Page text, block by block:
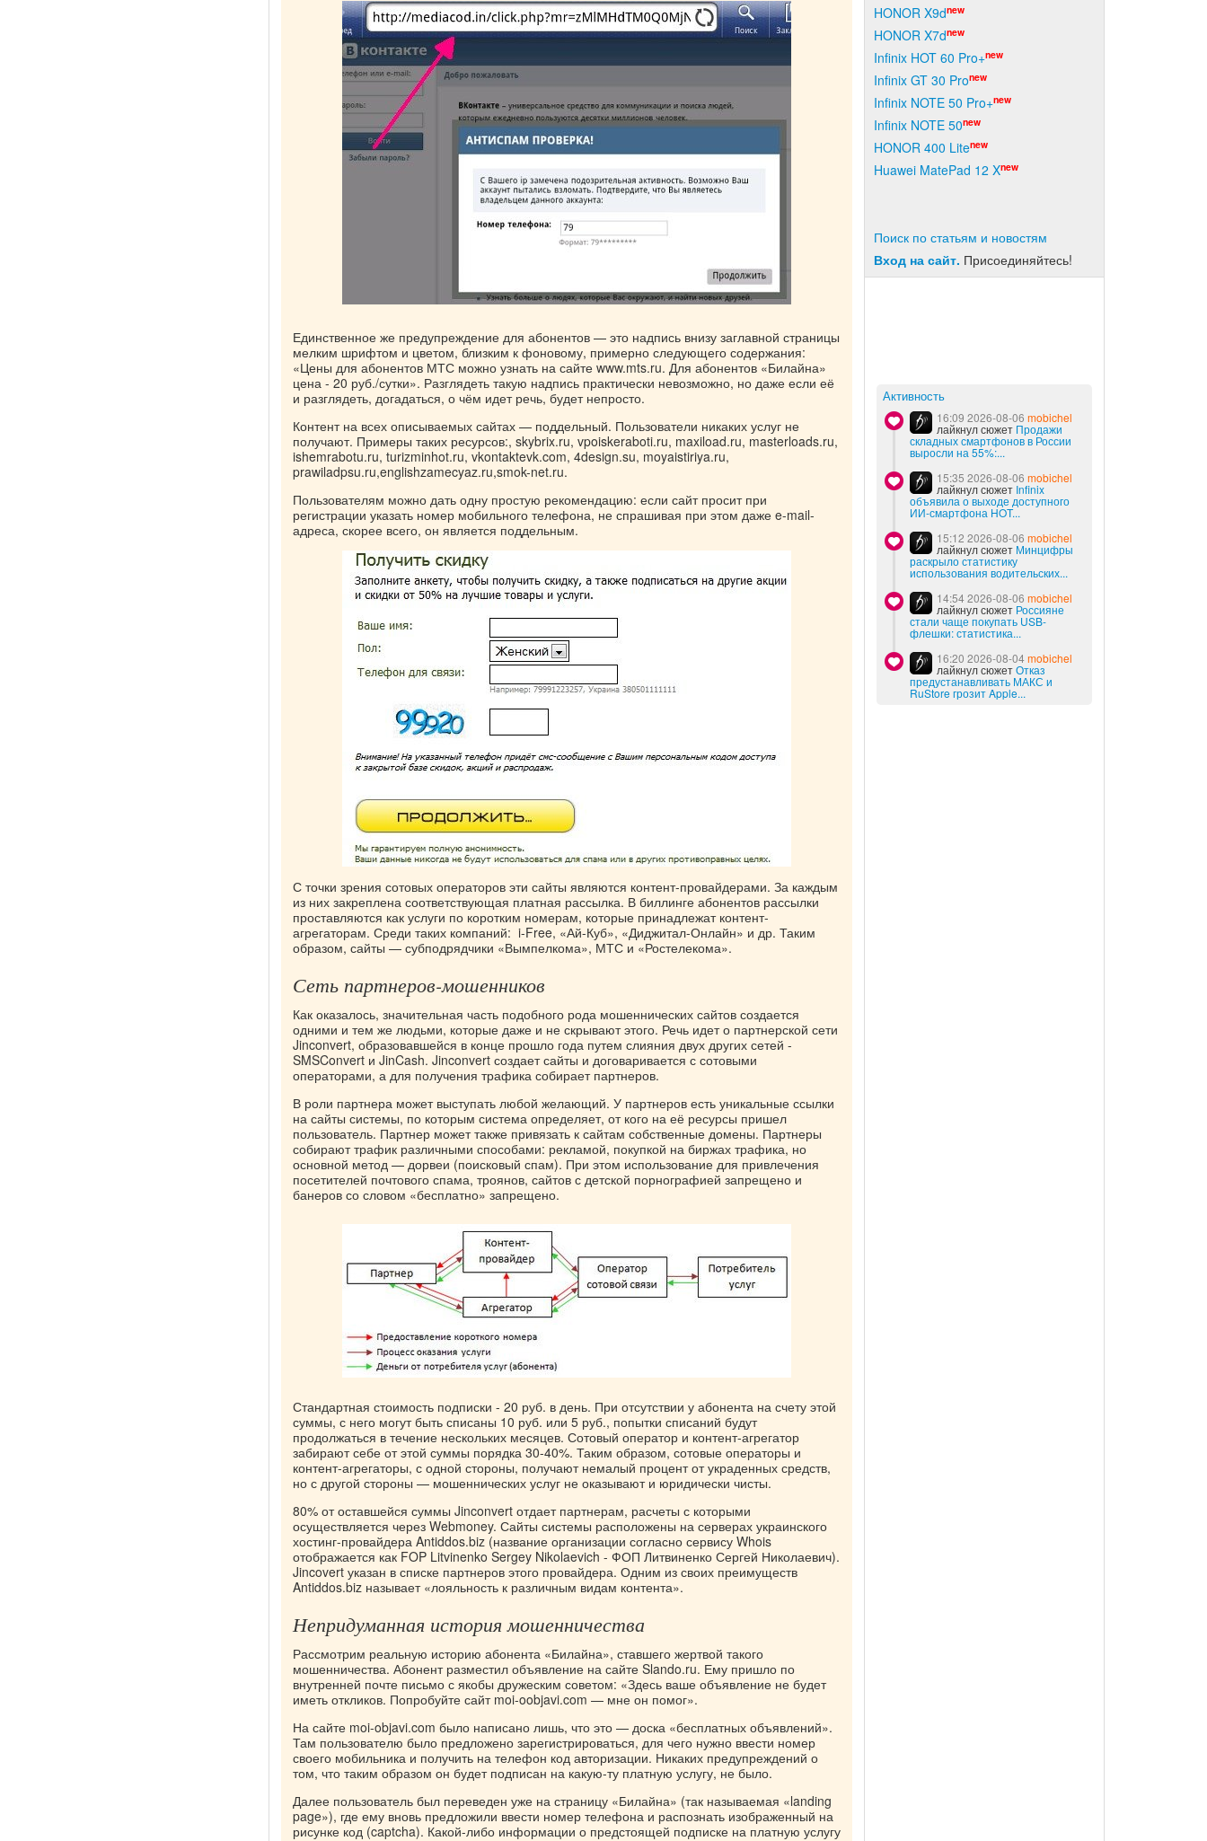
Единственное же предупреждение для абонентов — это надпись внизу заглавной страницы
мелким шрифтом и цветом, близким к фоновому, примерно следующего содержания:
«Цены для абонентов МТС можно узнать на сайте www.mts.ru. Для абонентов «Билайна»
цена - 20 руб./сутки». Разглядеть такую надпись практически невозможно, но даже если её
и разглядеть, догадаться, о чём идет речь, будет непросто.
Контент на всех описываемых сайтах — поддельный. Пользователи никаких услуг не
получают. Примеры таких ресурсов:, skybrix.ru, vpoiskeraboti.ru, maxiload.ru, masterloads.ru,
ishemrabotu.ru, turizminhot.ru, vkontaktevk.com, 4design.su, moyaistiriya.ru,
prawiladpsu.ru,englishzamecyaz.ru,smok-net.ru.
Пользователям можно дать одну простую рекомендацию: если сайт просит при
регистрации указать номер мобильного телефона, не спрашивая при этом даже e-mail-
адреса, скорее всего, он является поддельным.
С точки зрения сотовых операторов эти сайты являются контент-провайдерами. За каждым
из них закреплена соответствующая платная рассылка. В биллинге абонентов рассылки
проставляются как услуги по коротким номерам, которые принадлежат контент-
агрегаторам. Среди таких компаний: i-Free, «Ай-Куб», «Диджитал-Онлайн» и др. Таким
образом, сайты — субподрядчики «Вымпелкома», МТС и «Ростелекома».
Сеть партнеров-мошенников
Как оказалось, значительная часть подобного рода мошеннических сайтов создается
одними и тем же людьми, которые даже и не скрывают этого. Речь идет о партнерской сети
Jinconvert, образовавшейся в конце прошло года путем слияния двух других сетей -
SMSConvert и JinCash. Jinconvert создает сайты и договаривается с сотовыми
операторами, а для получения трафика собирает партнеров.
В роли партнера может выступать любой желающий. У партнеров есть уникальные ссылки
на сайты системы, по которым система определяет, от кого на её ресурсы пришел
пользователь. Партнер может также привязать к сайтам собственные домены. Партнеры
собирают трафик различными способами: рекламой, покупкой на биржах трафика, но
основной метод — дорвеи (поисковый спам). При этом использование для привлечения
посетителей почтового спама, троянов, сайтов с детской порнографией запрещено и
банеров со словом «бесплатно» запрещено.
Стандартная стоимость подписки - 20 руб. в день. При отсутствии у абонента на счету этой
суммы, с него могут быть списаны 10 руб. или 5 руб., попытки списаний будут
продолжаться в течение нескольких месяцев. Сотовый оператор и контент-агрегатор
забирают себе от этой суммы порядка 30-40%. Таким образом, сотовые операторы и
контент-агрегаторы, с одной стороны, получают немалый процент от украденных средств,
но с другой стороны — мошеннических услуг не оказывают и юридически чисты.
80% от оставшейся суммы Jinconvert отдает партнерам, расчеты с которыми
осуществляется через Webmoney. Сайты системы расположены на серверах украинского
хостинг-провайдера Antiddos.biz (название организации согласно сервису Whois
отображается как FOP Litvinenko Sergey Nikolaevich - ФОП Литвиненко Сергей Николаевич).
Jincovert указан в списке партнеров этого провайдера. Одним из своих преимуществ
Antiddos.biz называет «лояльность к различным видам контента».
Непридуманная история мошенничества
Рассмотрим реальную историю абонента «Билайна», ставшего жертвой такого
мошенничества. Абонент разместил объявление на сайте Slando.ru. Ему пришло по
внутренней почте письмо с якобы дружеским советом: «Здесь ваше объявление не будет
иметь откликов. Попробуйте сайт moi-oobjavi.com — мне он помог».
На сайте moi-objavi.com было написано лишь, что это — доска «бесплатных объявлений».
Там пользователю было предложено зарегистрироваться, для чего нужно ввести номер
своего мобильника и получить на телефон код авторизации. Никаких предупреждений о
том, что таким образом он будет подписан на какую-ту платную услугу, не было.
Далее пользователь был переведен уже на страницу «Билайна» (так называемая «landing
page»), где ему вновь предложили ввести номер телефона и распознать изображенный на
рисунке код (captcha). Какой-либо информации о предстоящей подписке на платную услугу
HONOR X9dnew
HONOR X7dnew
Infinix HOT 60 Pro+new
Infinix GT 30 Pronew
Infinix NOTE 50 Pro+new
Infinix NOTE 50new
HONOR 400 Litenew
Huawei MatePad 12 Xnew
Поиск по статьям и новостям
Вход на сайт. Присоединяйтесь!
Активность
16:09 2026-08-06 mobichel
лайкнул сюжет Продажи
складных смартфонов в России
выросли на 55%:...
15:35 2026-08-06 mobichel
лайкнул сюжет Infinix
объявила о выходе доступного
ИИ-смартфона HOT...
15:12 2026-08-06 mobichel
лайкнул сюжет Минцифры
раскрыло статистику
использования водительских...
14:54 2026-08-06 mobichel
лайкнул сюжет Россияне
стали чаще покупать USB-
флешки: статистика...
16:20 2026-08-04mobichel
лайкнул сюжетОтказ
предустанавливать МАКС и
RuStore грозит Apple...